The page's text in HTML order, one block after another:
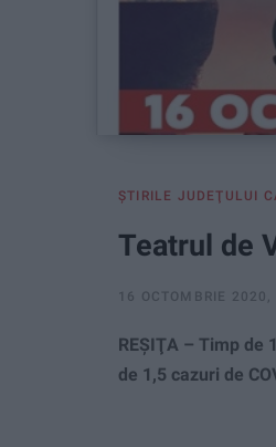
ŞTIRILE JUDEŢULUI
Teatrul de
16 OCTOMBRIE
REŞIŢA – Timp de
de 1,5 cazuri de